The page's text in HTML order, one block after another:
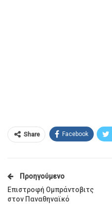
Share Facebook
Προηγούμενο
Επιστροφή Ομπράντοβιτς
στον Παναθηναϊκό